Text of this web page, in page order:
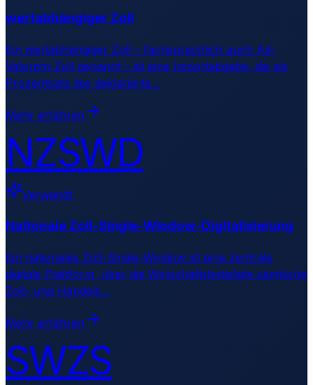
wertabhängiger Zoll
Ein wertabhängiger Zoll – fachsprachlich auch Ad-
Valorem-Zoll genannt – ist eine Importabgabe, die als
Prozentsatz des deklarierte…
Mehr erfahren
NZSWD
Verwandt
Nationale Zoll-Single-Window-Digitalisierung
Ein nationales Zoll-Single-Window ist eine zentrale
digitale Plattform, über die Wirtschaftsbeteiligte sämtliche
Zoll- und Handels…
Mehr erfahren
SWZS